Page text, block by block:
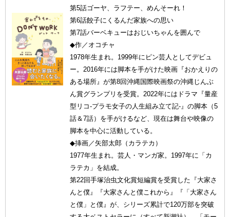
第5話ゴーヤ、ラフテー、めんそーれ！
第6話餃子にくるんだ家族への思い
第7話バーベキューはおじいちゃんを囲んで
◆作／オコチャ
1978年生まれ。1999年にピン芸人としてデビュ
ー。2016年には脚本を手がけた映画『おかえりの
ある場所』が第8回沖縄国際映画祭の沖縄じんぶ
ん賞グランプリを受賞。2022年にはドラマ『量産
型リコ-プラモ女子の人生組み立て記-』の脚本（5
話＆7話）を手がけるなど、現在は舞台や映像の
脚本を中心に活動している。
◆挿画／矢部太郎（カラテカ）
1977年生まれ。芸人・マンガ家。1997年に「カ
ラテカ」を結成。
第22回手塚治虫文化賞短編賞を受賞した『大家さ
んと僕』『大家さんと僕これから』『「大家さん
と僕」と僕』が、シリーズ累計で120万部を突破